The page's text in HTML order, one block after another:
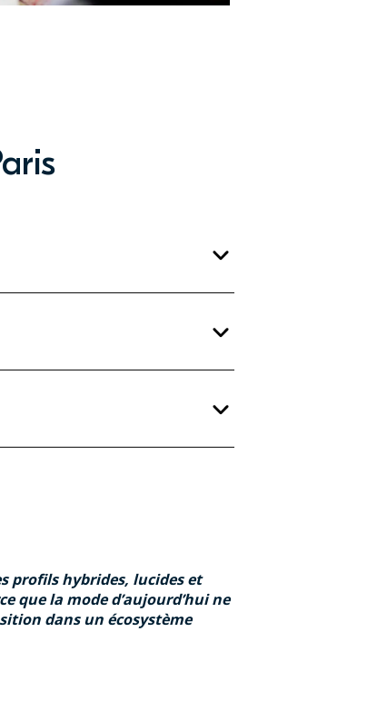
profils hybrides, lucides et
que la mode d’aujourd’hui ne
dans un écosystème